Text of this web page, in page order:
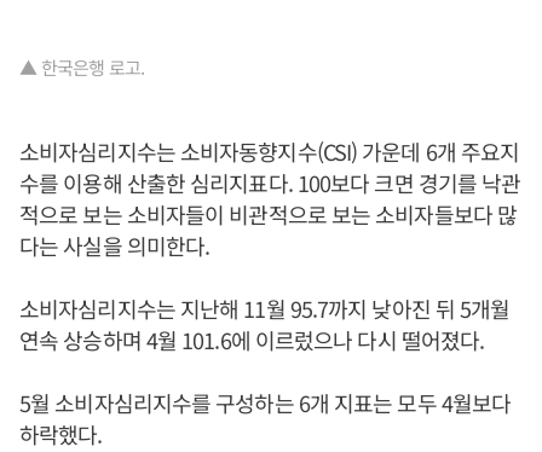
▲ 한국은행 로고.
소비자심리지수는 소비자동향지수(CSI) 가운데 6개 주요지
수를 이용해 산출한 심리지표다. 100보다 크면 경기를 낙관
적으로 보는 소비자들이 비관적으로 보는 소비자들보다 많
다는 사실을 의미한다.
소비자심리지수는 지난해 11월 95.7까지 낮아진 뒤 5개월
연속 상승하며 4월 101.6에 이르렀으나 다시 떨어졌다.
5월 소비자심리지수를 구성하는 6개 지표는 모두 4월보다
하락했다.